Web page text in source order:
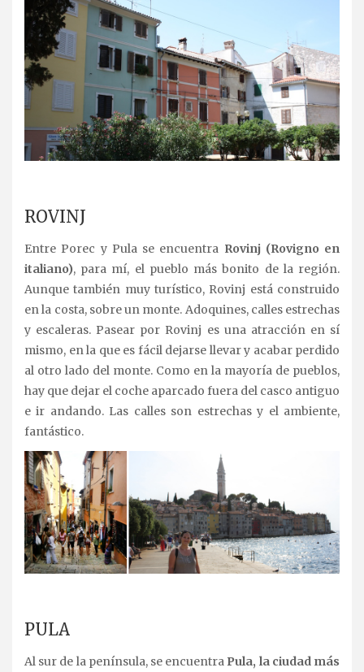
ROVINJ
Entre Porec y Pula se encuentra Rovinj (Rovigno en
italiano), para mí, el pueblo más bonito de la región.
Aunque también muy turístico, Rovinj está construido
en la costa, sobre un monte. Adoquines, calles estrechas
y escaleras. Pasear por Rovinj es una atracción en sí
mismo, en la que es fácil dejarse llevar y acabar perdido
al otro lado del monte. Como en la mayoría de pueblos,
hay que dejar el coche aparcado fuera del casco antiguo
e ir andando. Las calles son estrechas y el ambiente,
fantástico.
PULA
Al sur de la península, se encuentra Pula, la ciudad más